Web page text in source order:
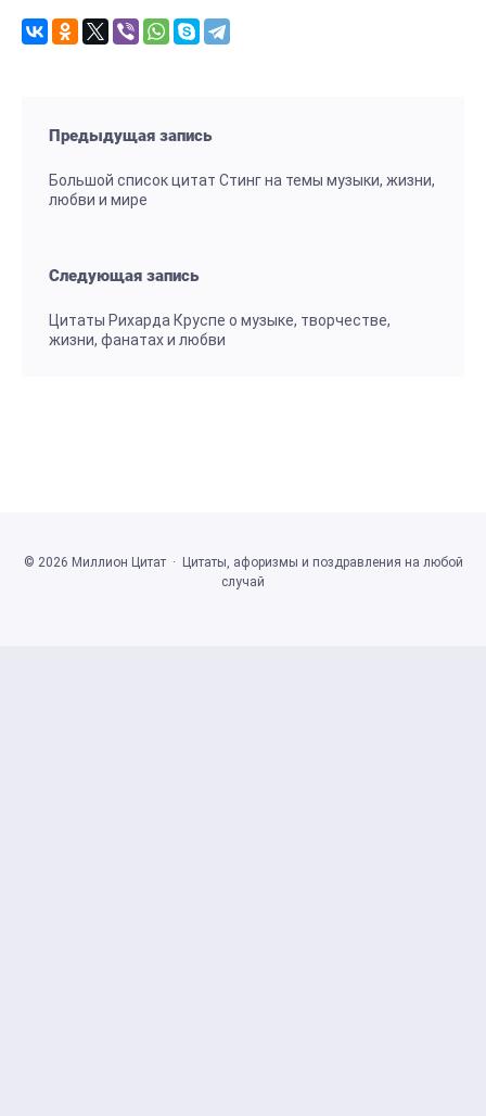
Предыдущая запись
Большой список цитат Стинг на темы музыки, жизни,
любви и мире
Следующая запись
Цитаты Рихарда Круспе о музыке, творчестве,
жизни, фанатах и любви
© 2026 Миллион Цитат·
Цитаты, афоризмы и поздравления на любой
случай